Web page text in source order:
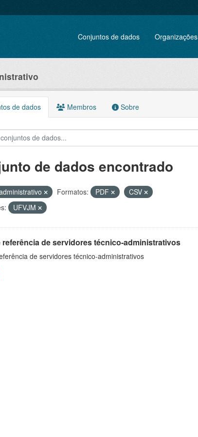
Conjuntos de dados Organizações
de dados Membros Sobre
de dados encontrado
Formatos: PDF
CSV
UFVJM
referência de servidores técnico-administrativos
de servidores técnico-administrativos